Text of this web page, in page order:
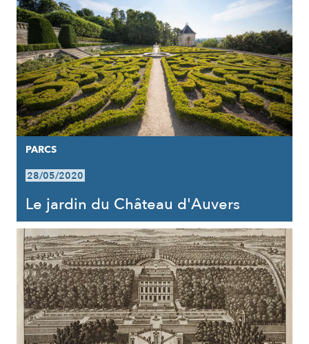
PARCS
28/05/2020
Le jardin du Château d'Auvers